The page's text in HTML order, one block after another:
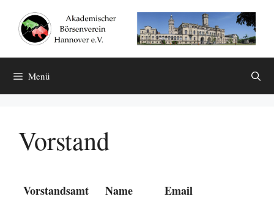
Inhalt
springen
Menü
Vorstand
Vorstandsamt Name Email